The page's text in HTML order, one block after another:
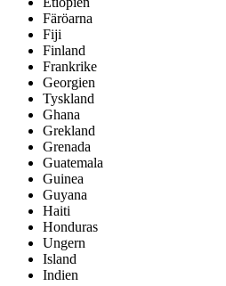
Färöarna
Fiji
Finland
Frankrike
Georgien
Tyskland
Ghana
Grekland
Grenada
Guatemala
Guinea
Guyana
Haiti
Honduras
Ungern
Island
Indien